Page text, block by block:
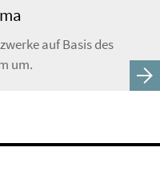
auf Basis des
um.